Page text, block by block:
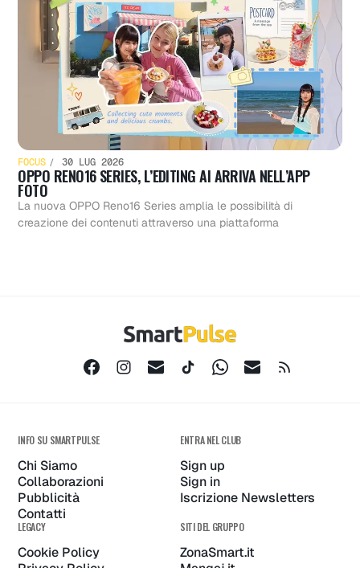
FOCUS 30 LUG 2026
OPPO RENO16 SERIES, L’EDITING AI ARRIVA NELL’APP
FOTO
La nuova OPPO Reno16 Series amplia le possibilità di
creazione dei contenuti attraverso una piattaforma
INFO SU SMARTPULSE
Chi Siamo
Collaborazioni
Pubblicità
Contatti
ENTRA NEL CLUB
Sign up
Sign in
Iscrizione Newsletters
LEGACY
Cookie Policy
SITI DEL GRUPPO
ZonaSmart.it